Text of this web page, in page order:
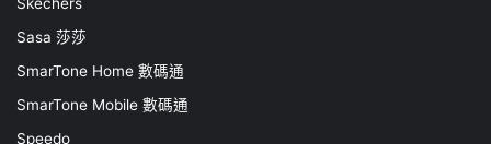
Sasa 莎莎
SmarTone Home 數碼通
SmarTone Mobile 數碼通
Speedo